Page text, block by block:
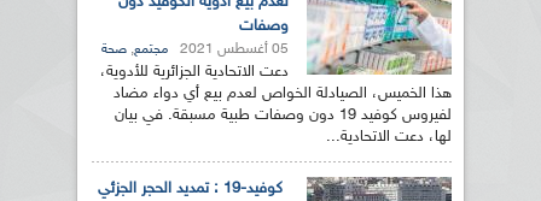
وصفات
05 أغسطس 2021 مجتمع, صحة
دعت الاتحادية الجزائرية للأدوية،
هذا الخميس، الصيادلة الخواص لعدم بيع أي دواء مضاد
لفيروس كوفيد 19 دون وصفات طبية مسبقة. في بيان
لها، دعت الاتحادية...
كوفيد-19 : تمديد الحجر الجزئي